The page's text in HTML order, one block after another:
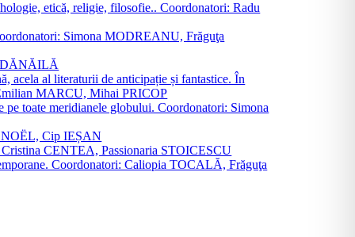
etică, religie, filosofie.. Coordonatori: Radu
Simona MODREANU, Frăguţa
DĂNĂILĂ
acela al literaturii de anticipație și fantastice. În
MARCU, Mihai PRICOP
pe toate meridianele globului. Coordonatori: Simona
NOËL, Cip IEȘAN
Cristina CENTEA, Passionaria STOICESCU
Coordonatori: Caliopia TOCALĂ, Frăguţa